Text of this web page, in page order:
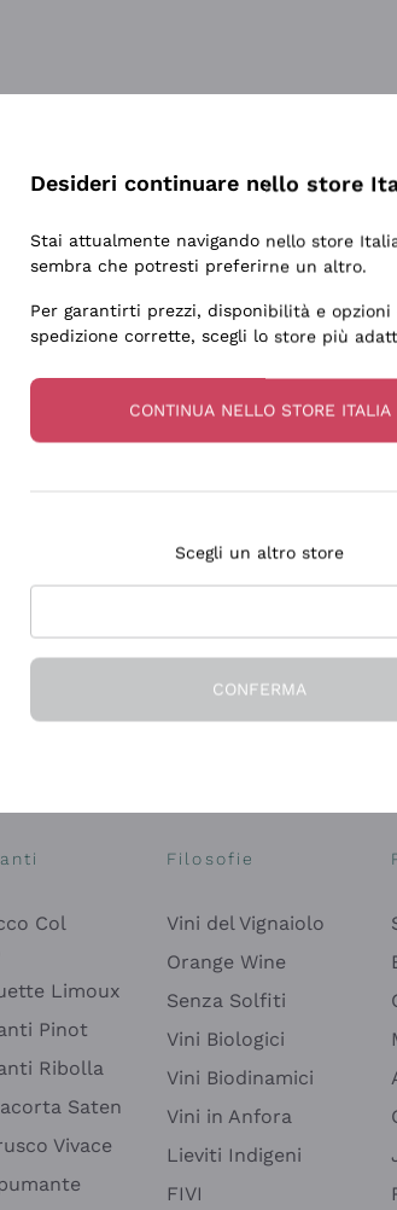
diversi e con un ampio range
e preparato. Vini ben confezionati e
Col
Limoux
Pinot
Ribolla
Saten
Vivace
Filosofie
Vini del Vignaiolo
Orange Wine
Senza Solfiti
Vini Biologici
Vini Biodinamici
Vini in Anfora
Lieviti Indigeni
FIVI
Desideri continuare nello store
Stai attualmente navigando nello store
sembra che potresti preferirne un altro.
Per garantirti prezzi, disponibilità e opzioni
spedizione corrette, scegli lo store più
CONTINUA NELLO STORE ITALIA
Scegli un altro store
CONFERMA